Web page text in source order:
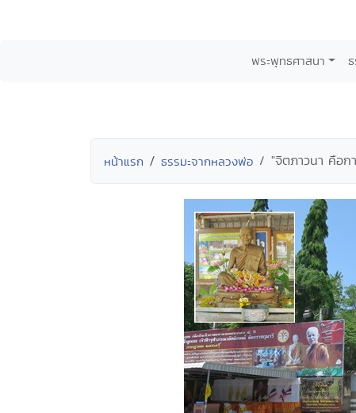
พระพุทธศาสนา
หน้าแรก ธรรมะจากหลวงพ่อ "จิตภาวนา คือก